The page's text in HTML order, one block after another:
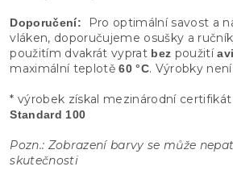
Doporučení:
Pro optimální savost a
vláken, doporučujeme osušky a
použitím dvakrát vyprat bez použití
maximální teplotě60 °C. Výrobky
* výrobek získal mezinárodní certifikát
Standard 100
Pozn.: Zobrazení barvy se může
skutečnosti